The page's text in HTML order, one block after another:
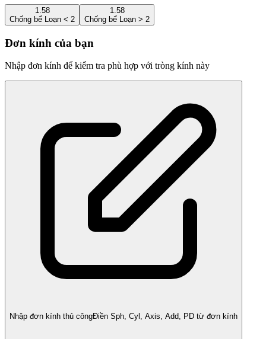
1.58
Chống bể Loạn < 2
1.58
Chống bể Loạn > 2
Đơn kính của bạn
Nhập đơn kính để kiểm tra phù hợp với tròng kính này
Nhập đơn kính thủ côngĐiền Sph, Cyl, Axis, Add, PD từ đơn kính